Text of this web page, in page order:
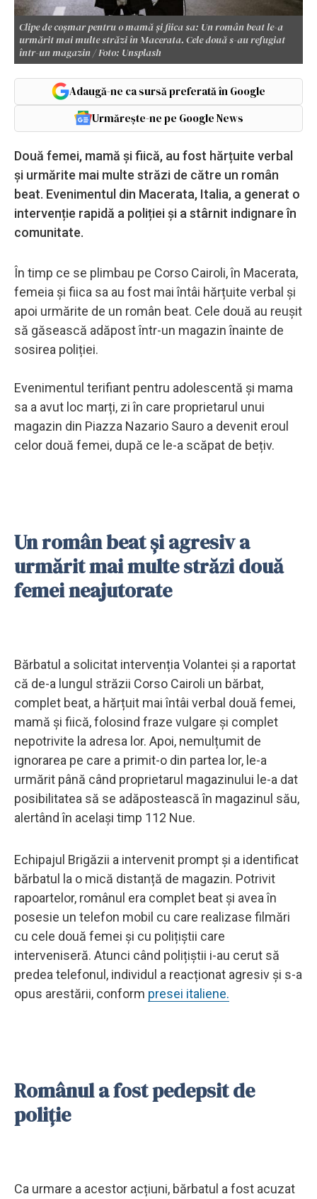
Clipe de coșmar pentru o mamă și fiica sa: Un român beat le-a
urmărit mai multe străzi în Macerata. Cele două s-au refugiat
într-un magazin / Foto: Unsplash
Adaugă-ne ca sursă preferată în Google
Urmărește-ne pe Google News
Două femei, mamă și fiică, au fost hărțuite verbal
și urmărite mai multe străzi de către un român
beat. Evenimentul din Macerata, Italia, a generat o
intervenție rapidă a poliției și a stârnit indignare în
comunitate.
În timp ce se plimbau pe Corso Cairoli, în Macerata,
femeia și fiica sa au fost mai întâi hărțuite verbal și
apoi urmărite de un român beat. Cele două au reușit
să găsească adăpost într-un magazin înainte de
sosirea poliției.
Evenimentul terifiant pentru adolescentă și mama
sa a avut loc marți, zi în care proprietarul unui
magazin din Piazza Nazario Sauro a devenit eroul
celor două femei, după ce le-a scăpat de bețiv.
Un român beat și agresiv a
urmărit mai multe străzi două
femei neajutorate
Bărbatul a solicitat intervenția Volantei și a raportat
că de-a lungul străzii Corso Cairoli un bărbat,
complet beat, a hărțuit mai întâi verbal două femei,
mamă și fiică, folosind fraze vulgare și complet
nepotrivite la adresa lor. Apoi, nemulțumit de
ignorarea pe care a primit-o din partea lor, le-a
urmărit până când proprietarul magazinului le-a dat
posibilitatea să se adăpostească în magazinul său,
alertând în același timp 112 Nue.
Echipajul Brigăzii a intervenit prompt și a identificat
bărbatul la o mică distanță de magazin. Potrivit
rapoartelor, românul era complet beat și avea în
posesie un telefon mobil cu care realizase filmări
cu cele două femei și cu polițiștii care
interveniseră. Atunci când polițiștii i-au cerut să
predea telefonul, individul a reacționat agresiv și s-a
opus arestării, conform presei italiene.
Românul a fost pedepsit de
poliție
Ca urmare a acestor acțiuni, bărbatul a fost acuzat